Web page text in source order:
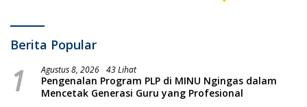
Berita Popular
1 Agustus 8, 2026 43 Lihat
Pengenalan Program PLP di MINU Ngingas dalam
Mencetak Generasi Guru yang Profesional